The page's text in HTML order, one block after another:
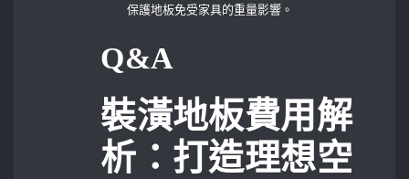
保護地板免受家具的重量影響。
Q&A
裝潢地板費用解
析：打造理想空